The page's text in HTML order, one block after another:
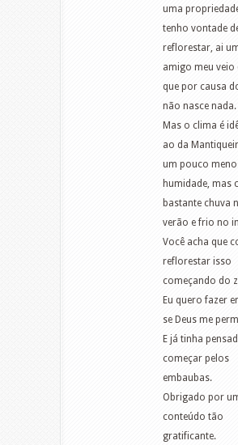
uma
tenho vontade
reflorestar, ai
amigo meu veio
que por causa
não nasce nada.
Mas o clima é
ao da
um pouco
humidade, mas
bastante chuva
verão e frio no
Você acha que
reflorestar isso
começando do
Eu quero fazer
se Deus me
E já tinha
começar pelos
embaubas.
Obrigado por
conteúdo tão
gratificante.